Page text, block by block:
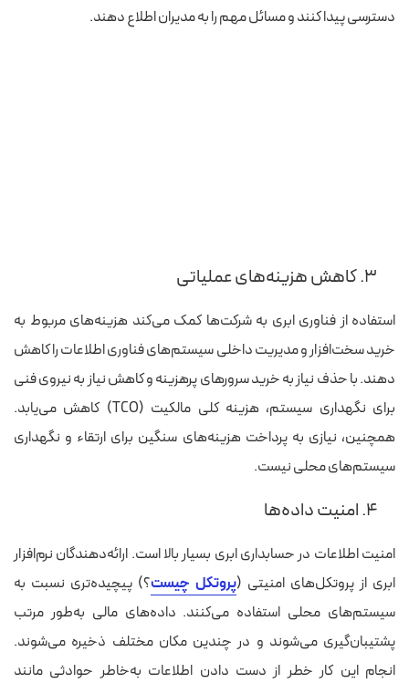
دسترسی پیدا کنند و مسائل مهم را به مدیران اطلاع دهند.
۳. کاهش هزینه‌های عملیاتی
استفاده از فناوری ابری به شرکت‌ها کمک می‌کند هزینه‌های مربوط به
خرید سخت‌افزار و مدیریت داخلی سیستم‌های فناوری اطلاعات را کاهش
دهند. با حذف نیاز به خرید سرورهای پرهزینه و کاهش نیاز به نیروی فنی
برای نگهداری سیستم، هزینه کلی مالکیت (TCO) کاهش می‌یابد.
همچنین، نیازی به پرداخت هزینه‌های سنگین برای ارتقاء و نگهداری
سیستم‌های محلی نیست.
۴. امنیت داده‌ها
امنیت اطلاعات در حسابداری ابری بسیار بالا است. ارائه‌دهندگان نرم‌افزار
ابری از پروتکل‌های امنیتی (پروتکل چیست؟) پیچیده‌تری نسبت به
سیستم‌های محلی استفاده می‌کنند. داده‌های مالی به‌طور مرتب
پشتیبان‌گیری می‌شوند و در چندین مکان مختلف ذخیره می‌شوند.
انجام این کار خطر از دست دادن اطلاعات به‌خاطر حوادثی مانند